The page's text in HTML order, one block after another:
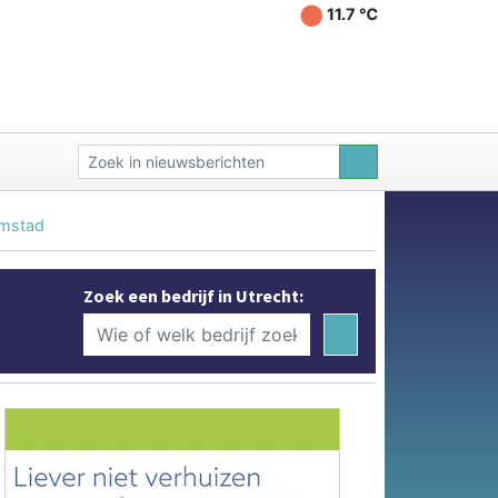
11.7 ℃
Zoek een bedrijf in Utrecht: